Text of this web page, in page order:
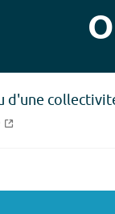
d'une